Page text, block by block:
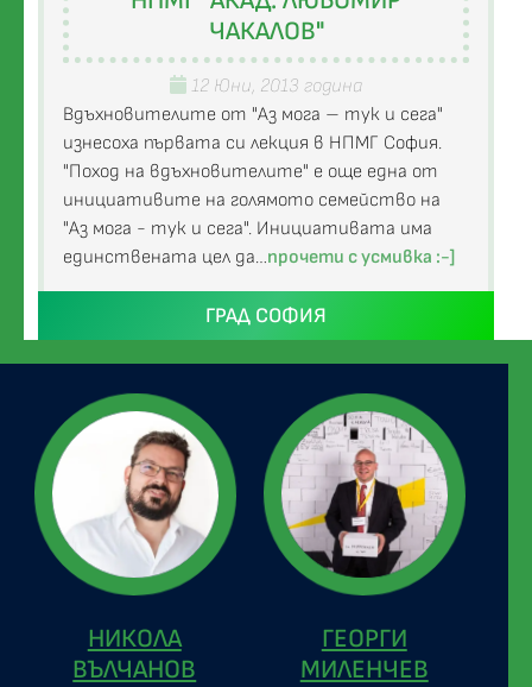
ЧАКАЛОВ"
12 Юни, 2013 година
Вдъхновителите от "Аз мога – тук и сега"
изнесоха първата си лекция в НПМГ София.
"Поход на вдъхновителите" е още една от
инициативите на голямото семейство на
"Аз мога - тук и сега". Инициативата има
единствената цел да…прочети с усмивка :-]
ГРАД СОФИЯ
НИКОЛА
ВЪЛЧАНОВ
ГЕОРГИ
МИЛЕНЧЕВ